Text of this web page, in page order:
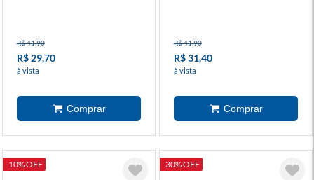
R$ 41,90
R$ 29,70
à vista
R$ 41,90
R$ 31,40
à vista
-10% OFF -30% OFF